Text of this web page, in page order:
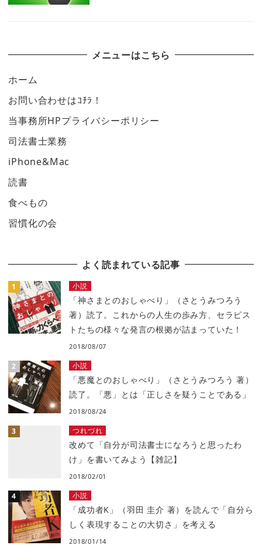
メニューはこちら
ホーム
お問い合わせはｺﾁﾗ！
当事務所HPプライバシーポリシー
司法書士業務
iPhone&Mac
読書
食べもの
習慣化の会
よく読まれている記事
小説
「神さまとのおしゃべり」（さとうみつろう
著）読了。これからの人生の歩み方、セラピス
トたちの様々な発言の根拠が詰まっていた！
2018/08/07
小説
「悪魔とのおしゃべり」（さとうみつろう 著）
読了。「悪」とは「正しさを疑うことである」
2018/08/24
つれづれ
改めて「自分が司法書士になろうと思ったわ
け」を書いてみよう【雑記】
2018/02/01
小説
「成功者K」（羽田 圭介 著）を読んで「自分ら
しく表現することの大切さ」を考える
2018/01/14